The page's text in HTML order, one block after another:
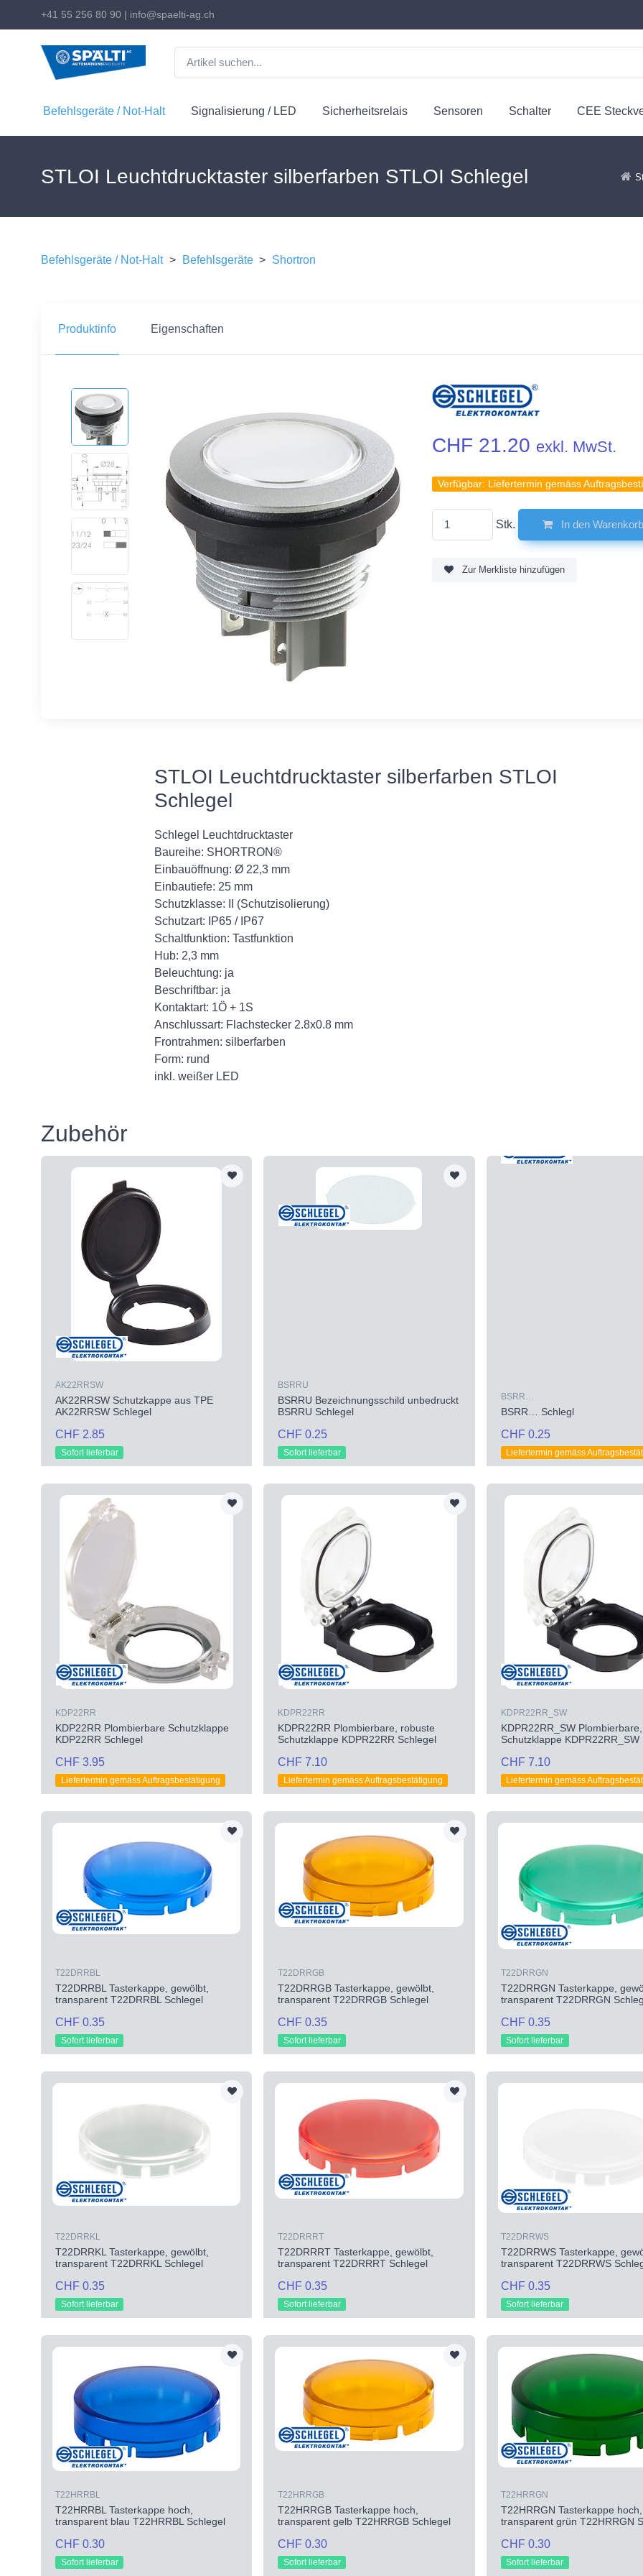
+41 55 256 80 90 | info@spaelti-ag.ch
Befehlsgeräte / Not-Halt Signalisierung / LED Sicherheitsrelais Sensoren Schalter CEE
STLOI Leuchtdrucktaster silberfarben STLOI Schlegel
Befehlsgeräte / Not-Halt > Befehlsgeräte > Shortron
Produktinfo Eigenschaften
CHF 21.20 exkl. MwSt.
Verfügbar: Liefertermin gemäss
Stk. In den Warenkorb
Zur Merkliste hinzufügen
STLOI Leuchtdrucktaster silberfarben STLOI
Schlegel
Schlegel Leuchtdrucktaster
Baureihe: SHORTRON®
Einbauöffnung: Ø 22,3 mm
Einbautiefe: 25 mm
Schutzklasse: II (Schutzisolierung)
Schutzart: IP65 / IP67
Schaltfunktion: Tastfunktion
Hub: 2,3 mm
Beleuchtung: ja
Beschriftbar: ja
Kontaktart: 1Ö + 1S
Anschlussart: Flachstecker 2.8x0.8 mm
Frontrahmen: silberfarben
Form: rund
inkl. weißer LED
Zubehör
AK22RRSW
AK22RRSW Schutzkappe aus TPE
AK22RRSW Schlegel
CHF 2.85
Sofort lieferbar
BSRRU
BSRRU Bezeichnungsschild unbedruckt
BSRRU Schlegel
CHF 0.25
Sofort lieferbar
BSRR…
BSRR… Schlegl
CHF 0.25
Liefertermin gemäss
KDP22RR
KDP22RR Plombierbare Schutzklappe
KDP22RR Schlegel
CHF 3.95
Liefertermin gemäss Auftragsbestätigung
KDPR22RR
KDPR22RR Plombierbare, robuste
Schutzklappe KDPR22RR Schlegel
CHF 7.10
Liefertermin gemäss Auftragsbestätigung
KDPR22RR_SW
KDPR22RR_SW
Schutzklappe KDPR22RR_SW
CHF 7.10
Liefertermin gemäss
T22DRRBL
T22DRRBL Tasterkappe, gewölbt,
transparent T22DRRBL Schlegel
CHF 0.35
Sofort lieferbar
T22DRRGB
T22DRRGB Tasterkappe, gewölbt,
transparent T22DRRGB Schlegel
CHF 0.35
Sofort lieferbar
T22DRRGN
T22DRRGN Tasterkappe,
transparent T22DRRGN
CHF 0.35
Sofort lieferbar
T22DRRKL
T22DRRKL Tasterkappe, gewölbt,
transparent T22DRRKL Schlegel
CHF 0.35
Sofort lieferbar
T22DRRRT
T22DRRRT Tasterkappe, gewölbt,
transparent T22DRRRT Schlegel
CHF 0.35
Sofort lieferbar
T22DRRWS
T22DRRWS Tasterkappe,
transparent T22DRRWS
CHF 0.35
Sofort lieferbar
T22HRRBL
T22HRRBL Tasterkappe hoch,
transparent blau T22HRRBL Schlegel
CHF 0.30
Sofort lieferbar
T22HRRGB
T22HRRGB Tasterkappe hoch,
transparent gelb T22HRRGB Schlegel
CHF 0.30
Sofort lieferbar
T22HRRGN
T22HRRGN Tasterkappe hoch,
transparent grün T22HRRGN
CHF 0.30
Sofort lieferbar